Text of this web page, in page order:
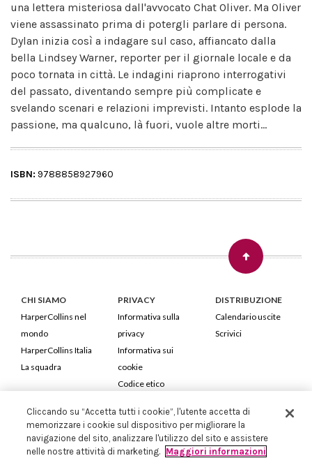
una lettera misteriosa dall'avvocato Chat Oliver. Ma Oliver
viene assassinato prima di potergli parlare di persona.
Dylan inizia così a indagare sul caso, affiancato dalla
bella Lindsey Warner, reporter per il giornale locale e da
poco tornata in città. Le indagini riaprono interrogativi
del passato, diventando sempre più complicate e
svelando scenari e relazioni imprevisti. Intanto esplode la
passione, ma qualcuno, là fuori, vuole altre morti...
ISBN: 9788858927960
CHI SIAMO
HarperCollins nel
mondo
HarperCollins Italia
La squadra
PRIVACY
Informativa sulla
privacy
Informativa sui
cookie
Codice etico
DISTRIBUZIONE
Calendario uscite
Scrivici
HarperCollins Italia S.p.A. Viale Monte Nero, 84 - 20135 Milano
Cod. Fiscale e P.IVA 05946780151 - Capitale Sociale 258.250 €
Iscritta in Milano al Registro delle imprese nr.198004 e REA nr.1051898
Cliccando su “Accetta tutti i cookie”, l'utente accetta di
memorizzare i cookie sul dispositivo per migliorare la
navigazione del sito, analizzare l'utilizzo del sito e assistere
nelle nostre attività di marketing. Maggiori informazioni